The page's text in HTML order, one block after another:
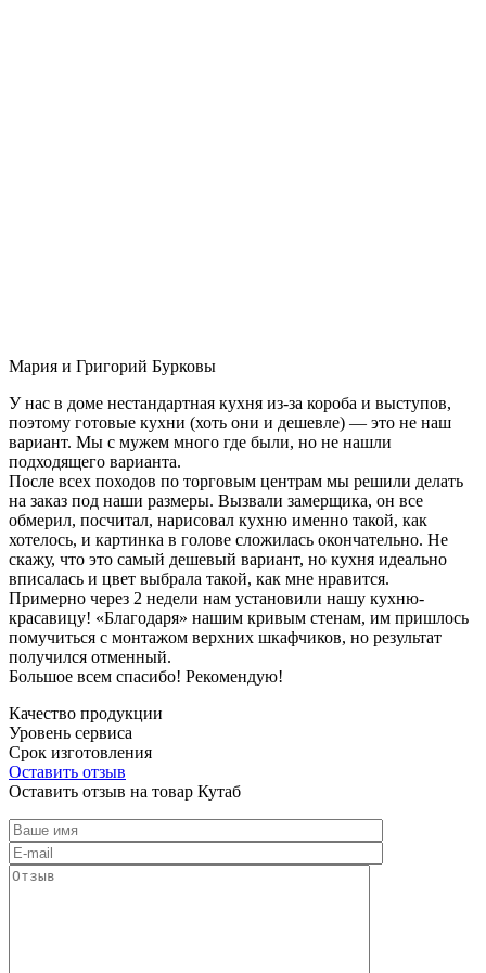
Мария и Григорий Бурковы
У нас в доме нестандартная кухня из-за короба и выступов,
поэтому готовые кухни (хоть они и дешевле) — это не наш
вариант. Мы с мужем много где были, но не нашли
подходящего варианта.
После всех походов по торговым центрам мы решили делать
на заказ под наши размеры. Вызвали замерщика, он все
обмерил, посчитал, нарисовал кухню именно такой, как
хотелось, и картинка в голове сложилась окончательно. Не
скажу, что это самый дешевый вариант, но кухня идеально
вписалась и цвет выбрала такой, как мне нравится.
Примерно через 2 недели нам установили нашу кухню-
красавицу! «Благодаря» нашим кривым стенам, им пришлось
помучиться с монтажом верхних шкафчиков, но результат
получился отменный.
Большое всем спасибо! Рекомендую!
Качество продукции
Уровень сервиса
Срок изготовления
Оставить отзыв
Оставить отзыв на товар Кутаб